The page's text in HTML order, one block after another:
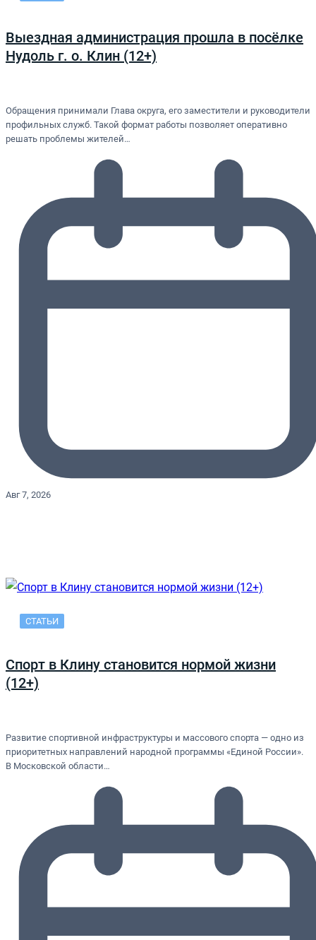
Выездная администрация прошла в посёлке
Нудоль г. о. Клин (12+)
Обращения принимали Глава округа, его заместители и руководители
профильных служб. Такой формат работы позволяет оперативно
решать проблемы жителей…
Авг 7, 2026
СТАТЬИ
Спорт в Клину становится нормой жизни
(12+)
Развитие спортивной инфраструктуры и массового спорта — одно из
приоритетных направлений народной программы «Единой России».
В Московской области…